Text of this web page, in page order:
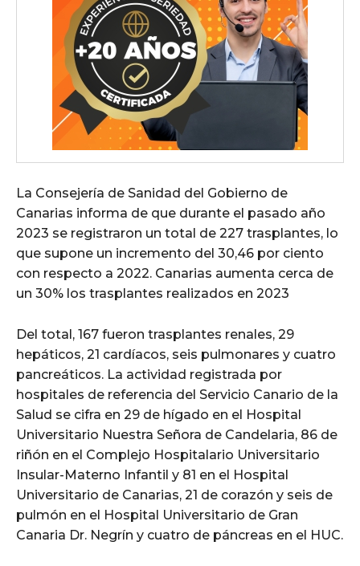
La Consejería de Sanidad del Gobierno de
Canarias informa de que durante el pasado año
2023 se registraron un total de 227 trasplantes, lo
que supone un incremento del 30,46 por ciento
con respecto a 2022. Canarias aumenta cerca de
un 30% los trasplantes realizados en 2023
Del total, 167 fueron trasplantes renales, 29
hepáticos, 21 cardíacos, seis pulmonares y cuatro
pancreáticos. La actividad registrada por
hospitales de referencia del Servicio Canario de la
Salud se cifra en 29 de hígado en el Hospital
Universitario Nuestra Señora de Candelaria, 86 de
riñón en el Complejo Hospitalario Universitario
Insular-Materno Infantil y 81 en el Hospital
Universitario de Canarias, 21 de corazón y seis de
pulmón en el Hospital Universitario de Gran
Canaria Dr. Negrín y cuatro de páncreas en el HUC.